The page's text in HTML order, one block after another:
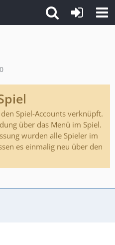
Spiel-Accounts verknüpft.
über das Menü im Spiel.
wurden alle Spieler im
es einmalig neu über den